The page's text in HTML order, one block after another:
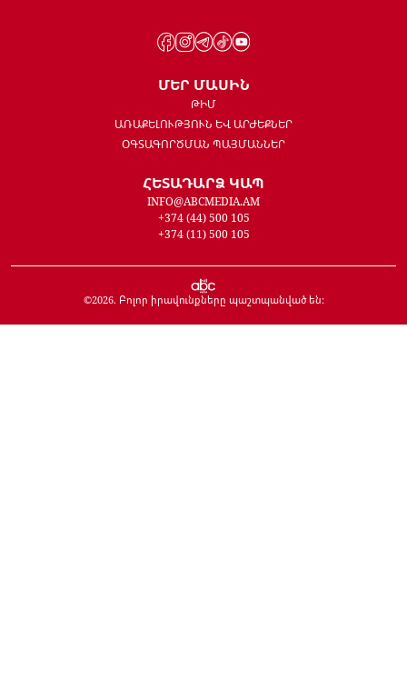
ՄԵՐ ՄԱՍԻՆ
ԹԻՄ
ԱՌԱՔԵԼՈՒԹՅՈՒՆ ԵՎ ԱՐԺԵՔՆԵՐ
ՕԳՏԱԳՈՐԾՄԱՆ ՊԱՅՄԱՆՆԵՐ
ՀԵՏԱԴԱՐՁ ԿԱՊ
INFO@ABCMEDIA.AM
+374 (44) 500 105
+374 (11) 500 105
©2026. Բոլոր իրավունքները պաշտպանված են: